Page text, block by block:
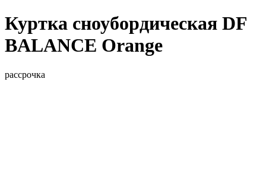
Куртка сноубордическая DF
BALANCE Orange
рассрочка